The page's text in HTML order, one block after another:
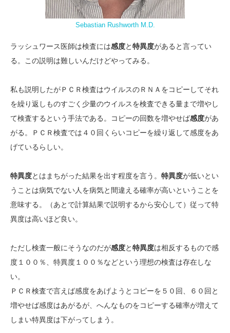
Sebastian Rushworth M.D.
ラッシュワース医師は検査には感度と特異度があると言ってい
る。この説明は難しいんだけどやってみる。
私も説明したがＰＣＲ検査はウイルスのＲＮＡをコピーしてそれ
を繰り返しものすごく少量のウイルスを検査できる量まで増やし
て検査するという手法である。コピーの回数を増やせば感度があ
がる。ＰＣＲ検査では４０回くらいコピーを繰り返して感度をあ
げているらしい。
特異度とはまちがった結果を出す程度を言う。 特異度が低いとい
うことは病気でない人を病気と間違える確率が高いということを
意味する。（あとで計算結果で説明するから安心して）従って特
異度は高いほど良い。
ただし検査一般にそうなのだが感度と特異度は相反するもので感
度１００％、特異度１００％などという理想の検査は存在しな
い。
ＰＣＲ検査で言えば感度をあげようとコピーを５０回、６０回と
増やせば感度はあがるが、へんなものをコピーする確率が増えて
しまい特異度は下がってしまう。